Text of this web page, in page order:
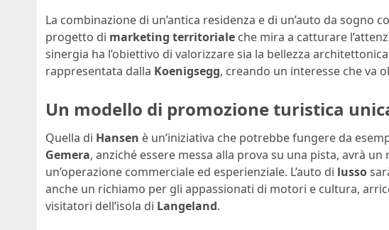
La combinazione di un’antica residenza e di un’auto da sogno
progetto di marketing territoriale che mira a catturare
sinergia ha l’obiettivo di valorizzare sia la bellezza
rappresentata dalla Koenigsegg, creando un interesse che va
Un modello di promozione turistica
Quella di Hansen è un’iniziativa che potrebbe fungere da
Gemera, anziché essere messa alla prova su una pista, avrà
un’operazione commerciale ed esperienziale. L’auto di lusso
anche un richiamo per gli appassionati di motori e cultura,
visitatori dell’isola di Langeland.